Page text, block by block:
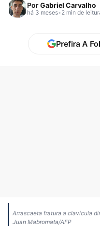
PorGabriel Carvalho
há 3 meses• 2 min de
Prefira A
Arrascaeta fratura a clavícula
Juan Mabromata/AFP